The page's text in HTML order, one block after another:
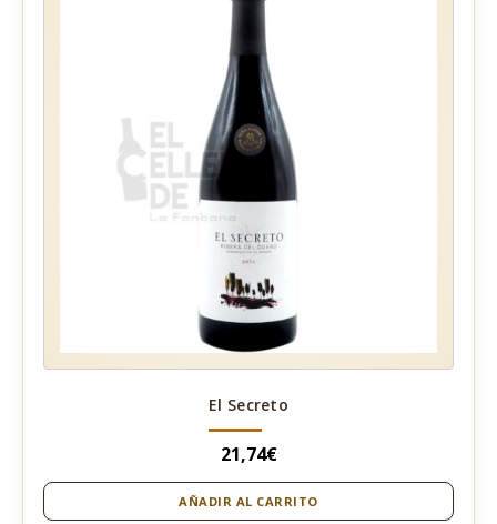
El Secreto
21,74€
AÑADIR AL CARRITO